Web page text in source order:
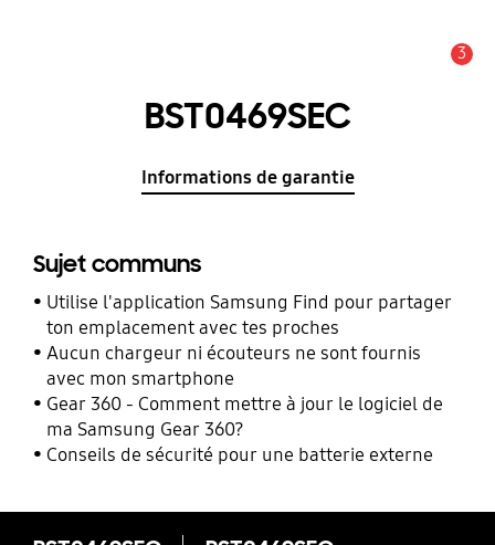
3
BST0469SEC
Informations de garantie
Sujet communs
Utilise l'application Samsung Find pour partager
ton emplacement avec tes proches
Aucun chargeur ni écouteurs ne sont fournis
avec mon smartphone
Gear 360 - Comment mettre à jour le logiciel de
ma Samsung Gear 360?
Conseils de sécurité pour une batterie externe